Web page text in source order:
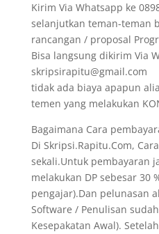
Kirim Via Whatsapp ke
selanjutkan teman-teman
rancangan / proposal
Bisa langsung dikirim Via
skripsirapitu@gmail.com
tidak ada biaya apapun
temen yang melakukan
Bagaimana Cara
Di Skripsi.Rapitu.Com,
sekali.Untuk pembayaran
melakukan DP sebesar 30
pengajar).Dan pelunasan
Software / Penulisan
Kesepakatan Awal).